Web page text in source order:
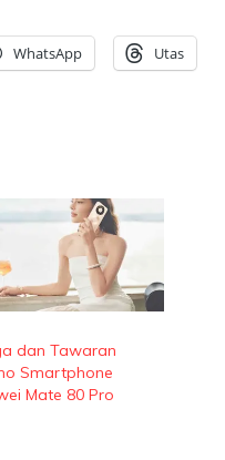
WhatsApp Utas
dan Tawaran
Smartphone
Mate 80 Pro